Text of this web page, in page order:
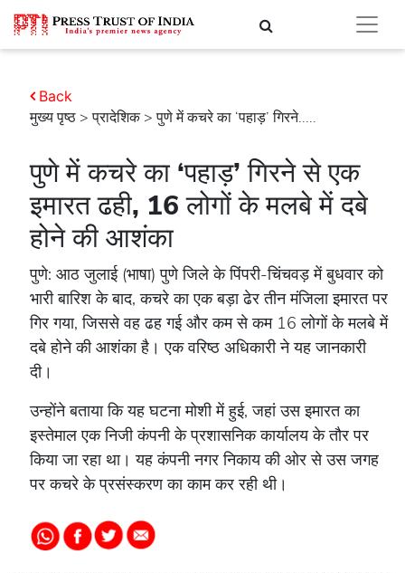
मुख्य पृष्ठ >प्रादेशिक> पुणे में कचरे का ‘पहाड़’ गिरने.....
Back
पुणे में कचरे का ‘पहाड़’ गिरने से एक
इमारत ढही, 16 लोगों के मलबे में दबे
होने की आशंका
पुणे: आठ जुलाई (भाषा) पुणे जिले के पिंपरी-चिंचवड़ में बुधवार को
भारी बारिश के बाद, कचरे का एक बड़ा ढेर तीन मंजिला इमारत पर
गिर गया, जिससे वह ढह गई और कम से कम 16 लोगों के मलबे में
दबे होने की आशंका है। एक वरिष्ठ अधिकारी ने यह जानकारी
दी।
उन्होंने बताया कि यह घटना मोशी में हुई, जहां उस इमारत का
इस्तेमाल एक निजी कंपनी के प्रशासनिक कार्यालय के तौर पर
किया जा रहा था। यह कंपनी नगर निकाय की ओर से उस जगह
पर कचरे के प्रसंस्करण का काम कर रही थी।